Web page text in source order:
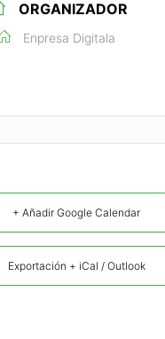
ORGANIZADOR
Enpresa Digitala
+ Añadir Google Calendar
Exportación + iCal / Outlook